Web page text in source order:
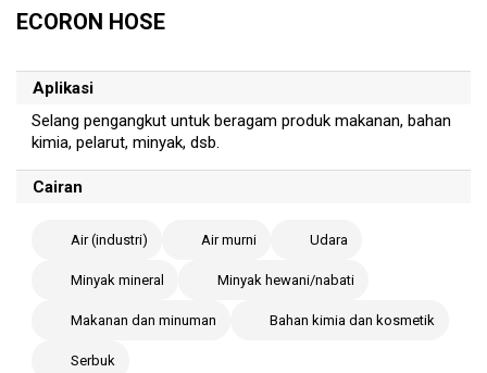
ECORON HOSE
Aplikasi
Selang pengangkut untuk beragam produk makanan, bahan
kimia, pelarut, minyak, dsb.
Cairan
Air (industri) Air murni Udara
Minyak mineral Minyak hewani/nabati
Makanan dan minuman Bahan kimia dan kosmetik
Serbuk